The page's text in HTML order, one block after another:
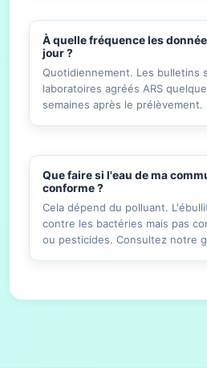
À quelle fréquence les
jour ?
Quotidiennement. Les bulletins
laboratoires agréés ARS
semaines après le prélèvement.
Que faire si l'eau de ma
conforme ?
Cela dépend du polluant.
contre les bactéries mais pas
ou pesticides. Consultez notre